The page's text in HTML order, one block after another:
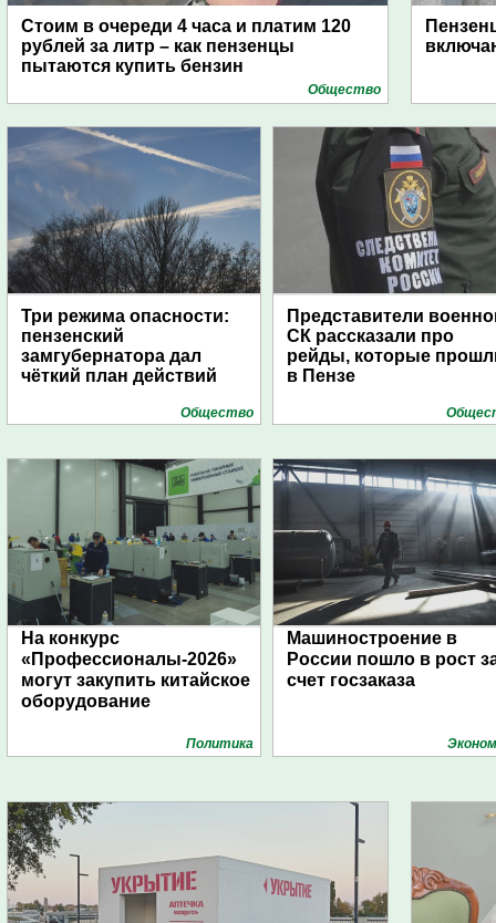
Стоим в очереди 4 часа и платим 120
рублей за литр – как пензенцы
пытаются купить бензин
Общество
Три режима опасности:
пензенский
замгубернатора дал
чёткий план действий
Общество
Представители
СК рассказали про
рейды, которые
в Пензе
На конкурс
«Профессионалы-2026»
могут закупить китайское
оборудование
Политика
Машиностроение в
России пошло в рост
счет госзаказа